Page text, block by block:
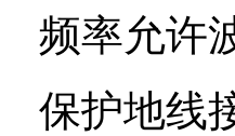
频率允许
保护地线